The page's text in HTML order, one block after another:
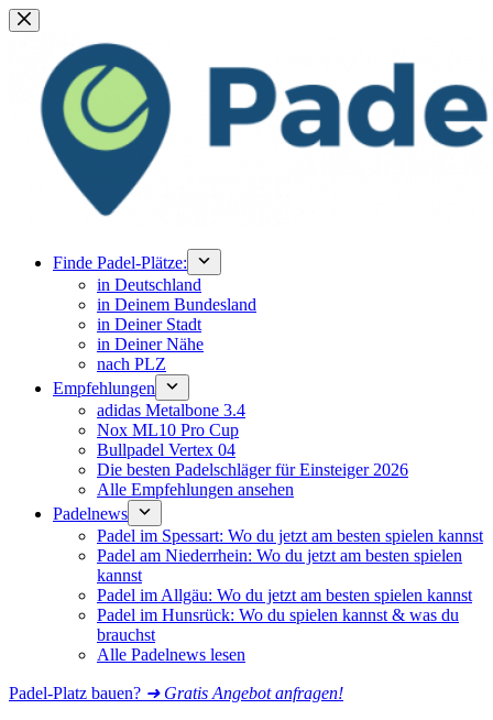
Zum
Inhalt
springen
Finde Padel-Plätze:
in Deutschland
in Deinem Bundesland
in Deiner Stadt
in Deiner Nähe
nach PLZ
Empfehlungen
adidas Metalbone 3.4
Nox ML10 Pro Cup
Bullpadel Vertex 04
Die besten Padelschläger für Einsteiger 2026
Alle Empfehlungen ansehen
Padelnews
Padel im Spessart: Wo du jetzt am besten spielen kannst
Padel am Niederrhein: Wo du jetzt am besten spielen
kannst
Padel im Allgäu: Wo du jetzt am besten spielen kannst
Padel im Hunsrück: Wo du spielen kannst & was du
brauchst
Alle Padelnews lesen
Padel-Platz bauen? ➜ Gratis Angebot anfragen!